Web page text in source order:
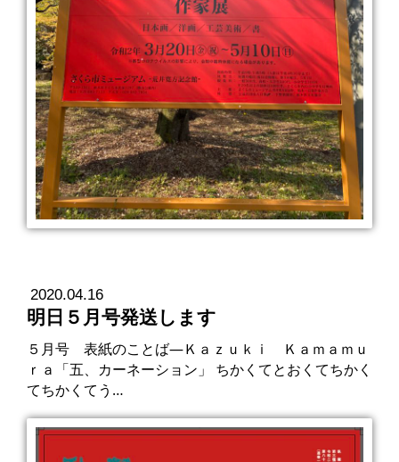
2020.04.16
明日５月号発送します
５月号 表紙のことば―Ｋａｚｕｋｉ Ｋａｍａｍｕ
ｒａ「五、カーネーション」 ちかくてとおくてちかく
てちかくてう…